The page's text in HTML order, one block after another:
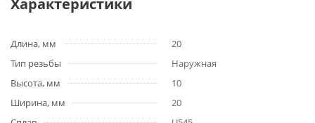
Характеристики
Длина, мм
20
Тип резьбы
Наружная
Высота, мм
10
Ширина, мм
20